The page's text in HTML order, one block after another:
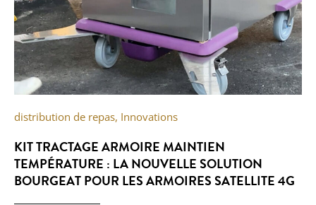
distribution de repas, Innovations
KIT TRACTAGE ARMOIRE MAINTIEN
TEMPÉRATURE : LA NOUVELLE SOLUTION
BOURGEAT POUR LES ARMOIRES SATELLITE 4G